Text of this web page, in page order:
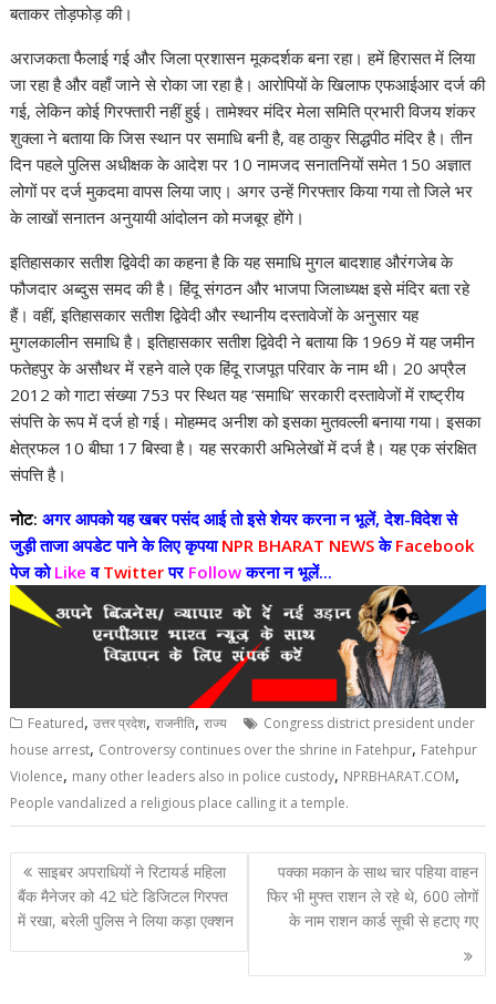
बताकर तोड़फोड़ की।
अराजकता फैलाई गई और जिला प्रशासन मूकदर्शक बना रहा। हमें हिरासत में लिया
जा रहा है और वहाँ जाने से रोका जा रहा है। आरोपियों के खिलाफ एफआईआर दर्ज की
गई, लेकिन कोई गिरफ्तारी नहीं हुई। तामेश्वर मंदिर मेला समिति प्रभारी विजय शंकर
शुक्ला ने बताया कि जिस स्थान पर समाधि बनी है, वह ठाकुर सिद्धपीठ मंदिर है। तीन
दिन पहले पुलिस अधीक्षक के आदेश पर 10 नामजद सनातनियों समेत 150 अज्ञात
लोगों पर दर्ज मुकदमा वापस लिया जाए। अगर उन्हें गिरफ्तार किया गया तो जिले भर
के लाखों सनातन अनुयायी आंदोलन को मजबूर होंगे।
इतिहासकार सतीश द्विवेदी का कहना है कि यह समाधि मुगल बादशाह औरंगजेब के
फौजदार अब्दुस समद की है। हिंदू संगठन और भाजपा जिलाध्यक्ष इसे मंदिर बता रहे
हैं। वहीं, इतिहासकार सतीश द्विवेदी और स्थानीय दस्तावेजों के अनुसार यह
मुगलकालीन समाधि है। इतिहासकार सतीश द्विवेदी ने बताया कि 1969 में यह जमीन
फतेहपुर के असौथर में रहने वाले एक हिंदू राजपूत परिवार के नाम थी। 20 अप्रैल
2012 को गाटा संख्या 753 पर स्थित यह ‘समाधि’ सरकारी दस्तावेजों में राष्ट्रीय
संपत्ति के रूप में दर्ज हो गई। मोहम्मद अनीश को इसका मुतवल्ली बनाया गया। इसका
क्षेत्रफल 10 बीघा 17 बिस्वा है। यह सरकारी अभिलेखों में दर्ज है। यह एक संरक्षित
संपत्ति है।
नोट: अगर आपको यह खबर पसंद आई तो इसे शेयर करना न भूलें, देश-विदेश से
जुड़ी ताजा अपडेट पाने के लिए कृपयाNPR BHARAT NEWSके Facebook
पेज कोLike वTwitterपर Followकरना न भूलें...
Featured,उत्तर प्रदेश,राजनीति,राज्य
Congress district president under
house arrest, Controversy continues over the shrine in Fatehpur, Fatehpur
Violence, many other leaders also in police custody, NPRBHARAT.COM,
People vandalized a religious place calling it a temple.
Post
navigation
साइबर अपराधियों ने रिटायर्ड महिला
बैंक मैनेजर को 42 घंटे डिजिटल गिरफ्त
में रखा, बरेली पुलिस ने लिया कड़ा एक्शन
पक्का मकान के साथ चार पहिया वाहन
फिर भी मुफ्त राशन ले रहे थे, 600 लोगों
के नाम राशन कार्ड सूची से हटाए गए